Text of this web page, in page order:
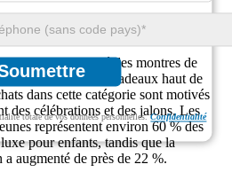
totale de vos données personnelles.Confidentialité
8 % du marché des montres de
par la culture des cadeaux haut de
dans cette catégorie sont motivés
des célébrations et des jalons. Les
représentent environ 60 % des
pour enfants, tandis que la
augmenté de près de 22 %.